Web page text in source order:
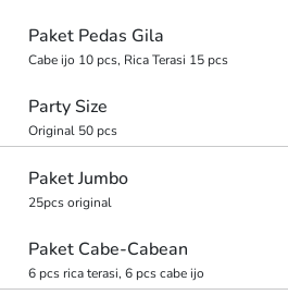
Paket Pedas Gila
Cabe ijo 10 pcs, Rica Terasi 15 pcs
Party Size
Original 50 pcs
Paket Jumbo
25pcs original
Paket Cabe-Cabean
6 pcs rica terasi, 6 pcs cabe ijo